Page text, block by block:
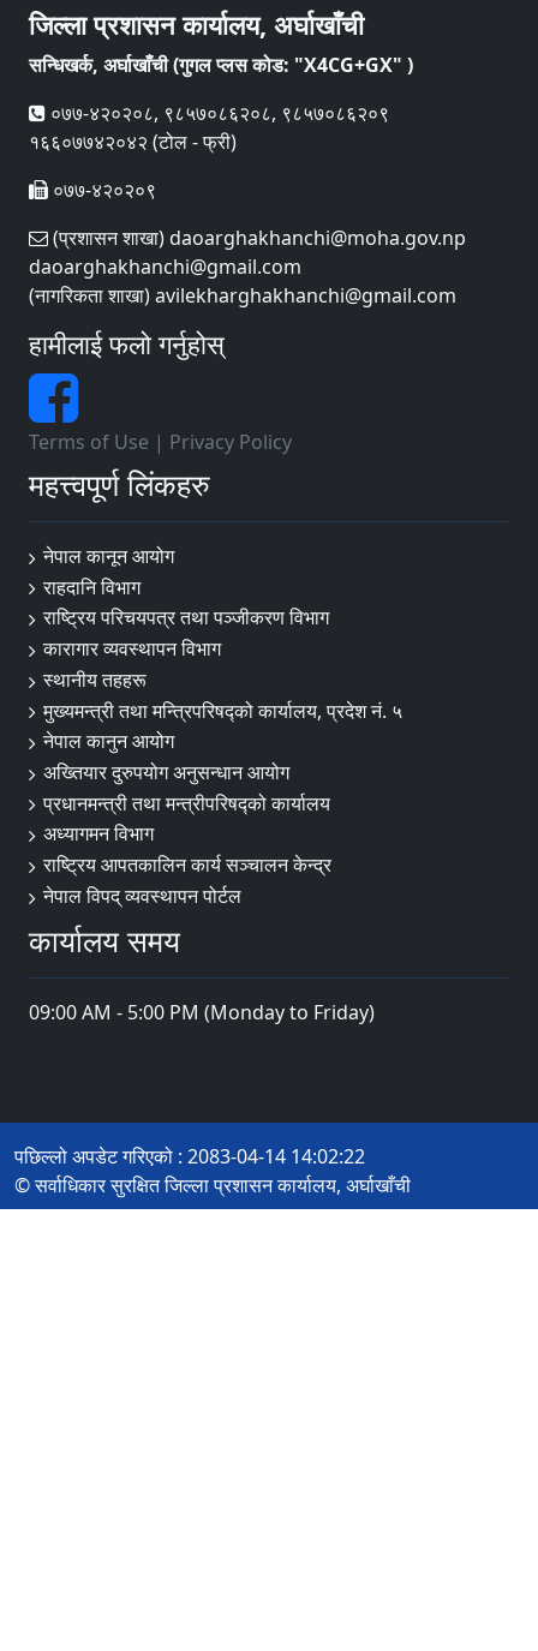
जिल्ला प्रशासन कार्यालय, अर्घाखाँची
सन्धिखर्क, अर्घाखाँची (गुगल प्लस कोड: "X4CG+GX" )
०७७-४२०२०८, ९८५७०८६२०८, ९८५७०८६२०९
१६६०७७४२०४२ (टोल - फ्री)
०७७-४२०२०९
(प्रशासन शाखा) daoarghakhanchi@moha.gov.np
daoarghakhanchi@gmail.com
(नागरिकता शाखा) avilekharghakhanchi@gmail.com
हामीलाई फलो गर्नुहोस्
Terms of Use | Privacy Policy
महत्त्वपूर्ण लिंकहरु
नेपाल कानून आयोग
राहदानि विभाग
राष्ट्रिय परिचयपत्र तथा पञ्जीकरण विभाग
कारागार व्यवस्थापन विभाग
स्थानीय तहहरू
मुख्यमन्त्री तथा मन्त्रिपरिषद्को कार्यालय, प्रदेश नं. ५
नेपाल कानुन आयोग
अख्तियार दुरुपयोग अनुसन्धान आयोग
प्रधानमन्त्री तथा मन्त्रीपरिषद्को कार्यालय
अध्यागमन विभाग
राष्ट्रिय आपतकालिन कार्य सञ्चालन केन्द्र
नेपाल विपद् व्यवस्थापन पोर्टल
कार्यालय समय
09:00 AM - 5:00 PM (Monday to Friday)
पछिल्लो अपडेट गरिएको : 2083-04-14 14:02:22
© सर्वाधिकार सुरक्षित जिल्ला प्रशासन कार्यालय, अर्घाखाँची